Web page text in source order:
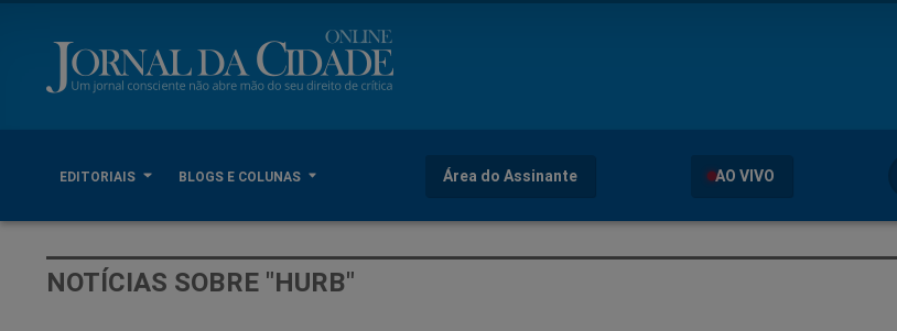
EDITORIAIS BLOGS E COLUNAS Área do Assinante AO VIVO
NOTÍCIAS SOBRE "HURB"